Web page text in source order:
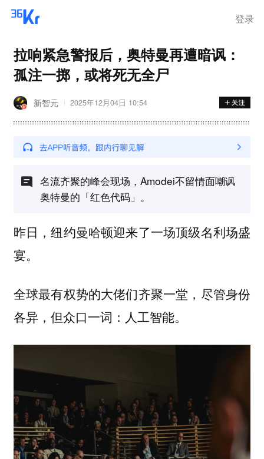
登录
拉响紧急警报后，奥特曼再遭暗讽：
孤注一掷，或将死无全尸
新智元 2025年12月04日 10:54
名流齐聚的峰会现场，Amodei不留情面嘲讽
奥特曼的「红色代码」。
昨日，纽约曼哈顿迎来了一场顶级名利场盛
宴。
全球最有权势的大佬们齐聚一堂，尽管身份
各异，但众口一词：人工智能。